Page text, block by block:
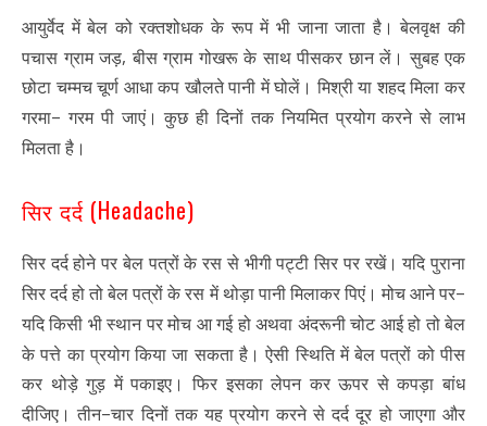
आयुर्वेद में बेल को रक्तशोधक के रूप में भी जाना जाता है। बेलवृक्ष की
पचास ग्राम जड़,बीस ग्राम गोखरू के साथ पीसकर छान लें। सुबह एक
छोटा चम्मच चूर्ण आधा कप खौलते पानी में घोलें। मिश्री या शहद मिला कर
गरमा–गरम पी जाएं। कुछ ही दिनों तक नियमित प्रयोग करने से लाभ
मिलता है।
सिर दर्द (Headache)
सिर दर्द होने पर बेल पत्रों के रस से भीगी पट्टी सिर पर रखें। यदि पुराना
सिर दर्द हो तो बेल पत्रों के रस में थोड़ा पानी मिलाकर पिएं। मोच आने पर–
यदि किसी भी स्थान पर मोच आ गई हो अथवा अंदरूनी चोट आई हो तो बेल
के पत्ते का प्रयोग किया जा सकता है। ऐसी स्थिति में बेल पत्रों को पीस
कर थोड़े गुड़ में पकाइए। फिर इसका लेपन कर ऊपर से कपड़ा बांध
दीजिए। तीन–चार दिनों तक यह प्रयोग करने से दर्द दूर हो जाएगा और